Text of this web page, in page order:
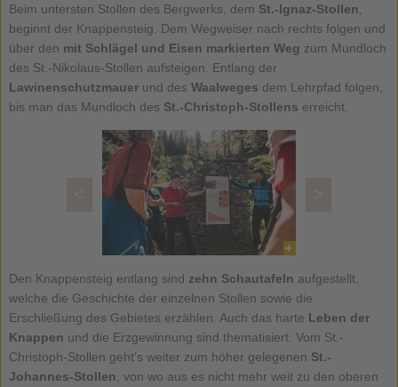
Beim untersten Stollen des Bergwerks, dem St.-Ignaz-Stollen
beginnt der Knappensteig. Dem Wegweiser nach rechts folgen und
über den mit Schlägel und Eisen markierten Weg zum Mundloch
des St.-Nikolaus-Stollen aufsteigen. Entlang der
Lawinenschutzmauer und des Waalweges dem Lehrpfad folgen,
bis man das Mundloch des St.-Christoph-Stollens erreicht.
Den Knappensteig entlang sind zehn Schautafeln aufgestellt,
welche die Geschichte der einzelnen Stollen sowie die
Erschließung des Gebietes erzählen. Auch das harte Leben der
Knappen und die Erzgewinnung sind thematisiert. Vom St.-
Christoph-Stollen geht’s weiter zum höher gelegenen St.-
Johannes-Stollen , von wo aus es nicht mehr weit zu den oberen